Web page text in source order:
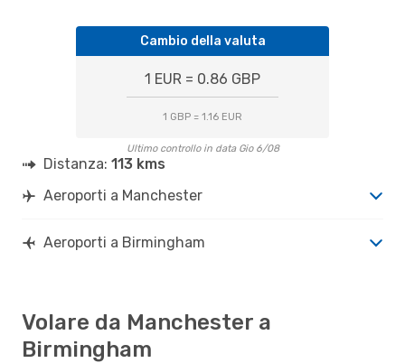
Cambio della valuta
1 EUR = 0.86 GBP
1 GBP = 1.16 EUR
Ultimo controllo in data Gio 6/08
Distanza: 113 kms
Aeroporti a Manchester
Aeroporti a Birmingham
Volare da Manchester a
Birmingham